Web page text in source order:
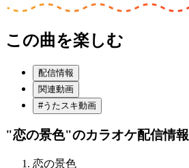
この曲を楽しむ
配信情報
関連動画
#うたスキ動画
"恋の景色"のカラオケ配信情報
恋の景色